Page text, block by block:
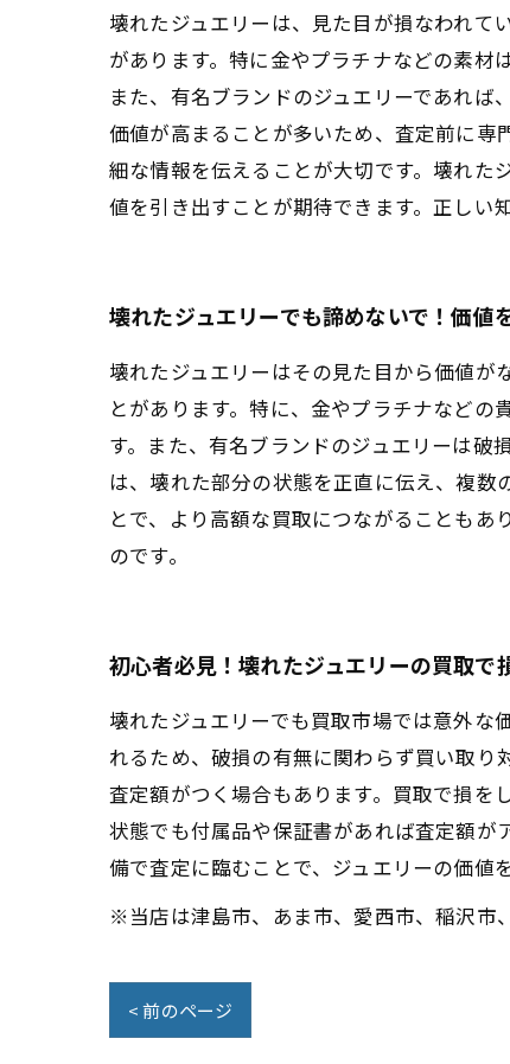
壊れたジュエリーは、見た目が損なわれて
があります。特に金やプラチナなどの素材
また、有名ブランドのジュエリーであれ
価値が高まることが多いため、査定前に専
細な情報を伝えることが大切です。壊れた
値を引き出すことが期待できます。正しい
壊れたジュエリーでも諦めないで！価値
壊れたジュエリーはその見た目から価値が
とがあります。特に、金やプラチナなど
す。また、有名ブランドのジュエリーは破
は、壊れた部分の状態を正直に伝え、複
とで、より高額な買取につながることも
のです。
初心者必見！壊れたジュエリーの買取で
壊れたジュエリーでも買取市場では意外な
れるため、破損の有無に関わらず買い取り
査定額がつく場合もあります。買取で損を
状態でも付属品や保証書があれば査定額が
備で査定に臨むことで、ジュエリーの価値
※当店は津島市、あま市、愛西市、稲沢市
< 前のページ